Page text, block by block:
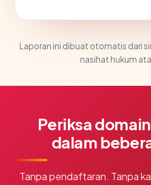
Laporan ini dibuat otomatis dari
nasihat hukum
Periksa
dalam
Tanpa pendaftaran. Tanpa